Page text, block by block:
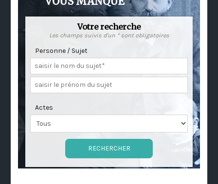
Votre recherche
Les champs suivis d'un * sont obligatoires
Personne / Sujet
Actes